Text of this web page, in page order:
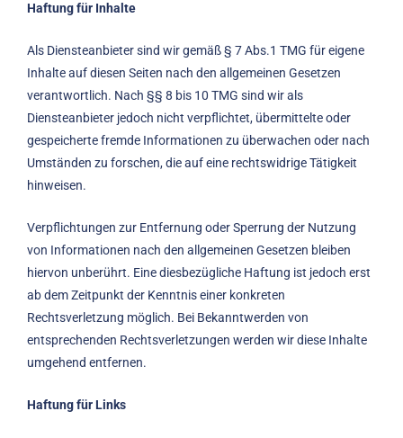
Haftung für Inhalte
Als Diensteanbieter sind wir gemäß § 7 Abs.1 TMG für eigene
Inhalte auf diesen Seiten nach den allgemeinen Gesetzen
verantwortlich. Nach §§ 8 bis 10 TMG sind wir als
Diensteanbieter jedoch nicht verpflichtet, übermittelte oder
gespeicherte fremde Informationen zu überwachen oder nach
Umständen zu forschen, die auf eine rechtswidrige Tätigkeit
hinweisen.
Verpflichtungen zur Entfernung oder Sperrung der Nutzung
von Informationen nach den allgemeinen Gesetzen bleiben
hiervon unberührt. Eine diesbezügliche Haftung ist jedoch erst
ab dem Zeitpunkt der Kenntnis einer konkreten
Rechtsverletzung möglich. Bei Bekanntwerden von
entsprechenden Rechtsverletzungen werden wir diese Inhalte
umgehend entfernen.
Haftung für Links